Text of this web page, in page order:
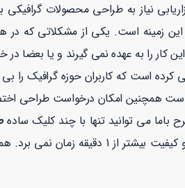
نیاز به طراحی محصولات
این زمینه است. یکی از مشکلاتی که در
را به عهده نمی گیرند و یا بعضا در
است که کاربران حوزه گرافیک را بی
است همچنین امکان درخواست طراحی
می توانید تنها با چند کلیک ساده
با بهترین قیمت و کیفیت بیشتر از